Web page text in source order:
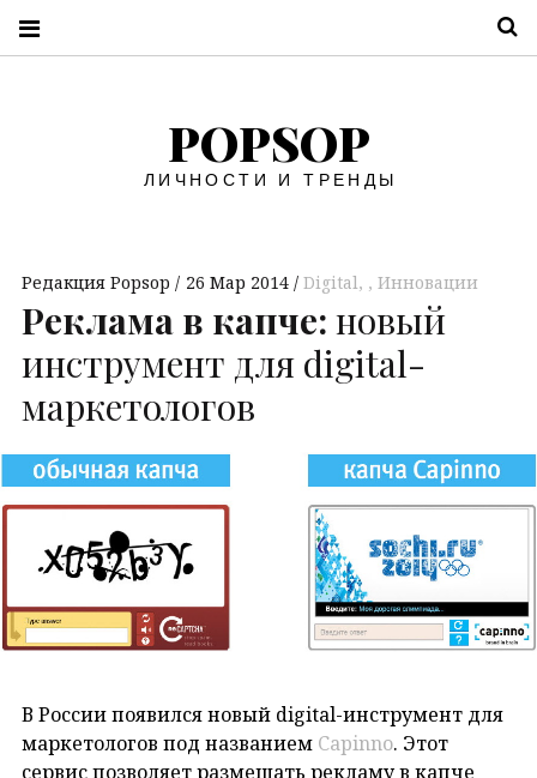
POPSOP
ЛИЧНОСТИ И ТРЕНДЫ
Редакция Popsop 26 Мар 2014 Digital, Инновации
Реклама в капче: новый
инструмент для digital-
маркетологов
В России появился новый digital-инструмент для
маркетологов под названием Capinno. Этот
сервис позволяет размещать рекламу в капче